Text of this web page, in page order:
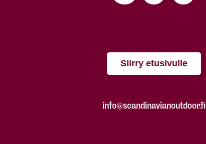
Siirry etusivulle
info@scandinavianoutdoor.fi